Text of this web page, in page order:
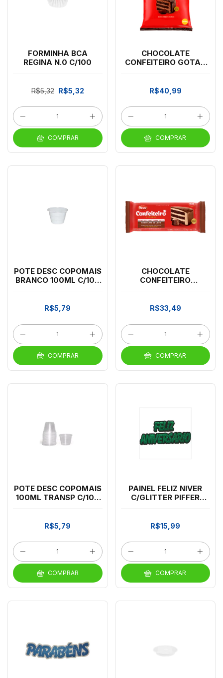
FORMINHA BCA
REGINA N.0 C/100
R$5,32 R$5,32
COMPRAR
CHOCOLATE
CONFEITEIRO GOTAS
R$40,99
COMPRAR
POTE DESC COPOMAIS
BRANCO 100ML C/100
R$5,79
COMPRAR
CHOCOLATE
CONFEITEIRO
R$33,49
COMPRAR
POTE DESC COPOMAIS
100ML TRANSP C/100
R$5,79
COMPRAR
PAINEL FELIZ NIVER
C/GLITTER PIFFER
R$15,99
COMPRAR